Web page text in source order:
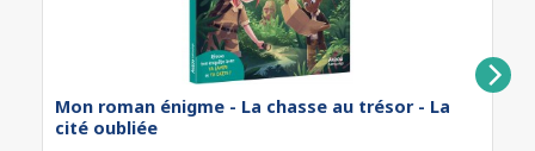
Mon roman énigme - La chasse au trésor - La
cité oubliée